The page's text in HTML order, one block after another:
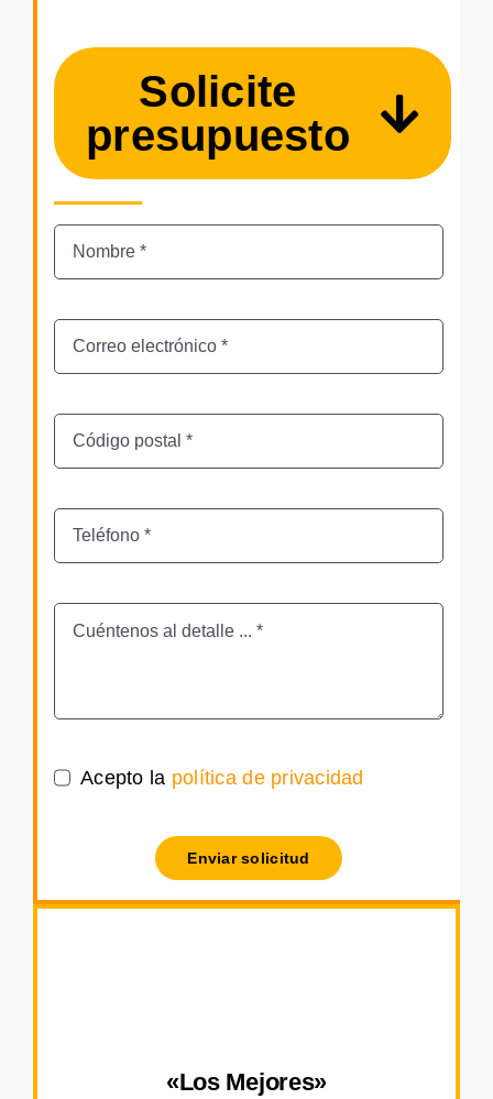
Solicite
presupuesto
Acepto la política de privacidad
Enviar solicitud
«Los Mejores»